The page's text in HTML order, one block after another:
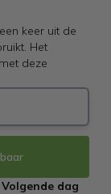
keer uit de
Het
deze
dag